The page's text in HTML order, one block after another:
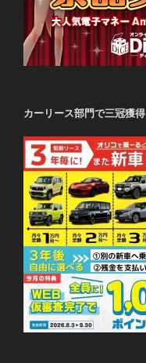
カーリース部門で三冠獲得